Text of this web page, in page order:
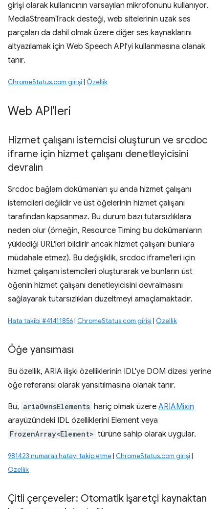
girişi olarak kullanıcının varsayılan mikrofonunu kullanıyor.
MediaStreamTrack desteği, web sitelerinin uzak ses
parçaları da dahil olmak üzere diğer ses kaynaklarını
altyazılamak için Web Speech API'yi kullanmasına olanak
tanır.
ChromeStatus.com girişi | Özellik
Web API'leri
Hizmet çalışanı istemcisi oluşturun ve srcdoc
iframe için hizmet çalışanı denetleyicisini
devralın
Srcdoc bağlam dokümanları şu anda hizmet çalışanı
istemcileri değildir ve üst öğelerinin hizmet çalışanı
tarafından kapsanmaz. Bu durum bazı tutarsızlıklara
neden olur (örneğin, Resource Timing bu dokümanların
yüklediği URL'leri bildirir ancak hizmet çalışanı bunlara
müdahale etmez). Bu değişiklik, srcdoc iframe'leri için
hizmet çalışanı istemcileri oluşturarak ve bunların üst
öğenin hizmet çalışanı denetleyicisini devralmasını
sağlayarak tutarsızlıkları düzeltmeyi amaçlamaktadır.
Hata takibi #41411856| ChromeStatus.com girişi | Özellik
Öğe yansıması
Bu özellik, ARIA ilişki özelliklerinin IDL'ye DOM dizesi yerine
öğe referansı olarak yansıtılmasına olanak tanır.
Bu, ariaOwnsElements hariç olmak üzere ARIAMixin
arayüzündeki IDL özelliklerini Element veya
FrozenArray<Element> türüne sahip olarak uygular.
981423 numaralı hatayı takip etme| ChromeStatus.com girişi |
Özellik
Çitli çerçeveler: Otomatik işaretçi kaynaktan